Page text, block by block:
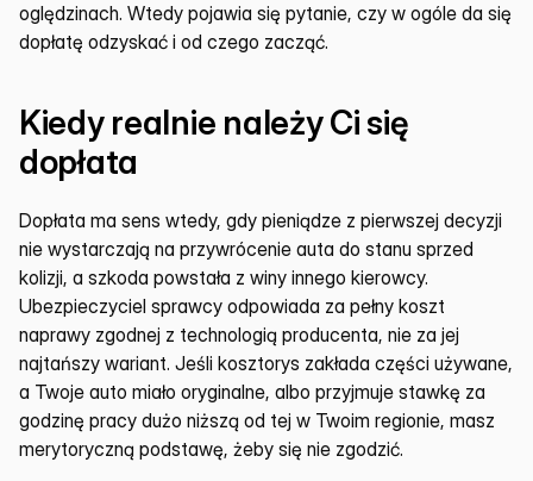
oględzinach. Wtedy pojawia się pytanie, czy w ogóle da się
dopłatę odzyskać i od czego zacząć.
Kiedy realnie należy Ci się
dopłata
Dopłata ma sens wtedy, gdy pieniądze z pierwszej decyzji
nie wystarczają na przywrócenie auta do stanu sprzed
kolizji, a szkoda powstała z winy innego kierowcy.
Ubezpieczyciel sprawcy odpowiada za pełny koszt
naprawy zgodnej z technologią producenta, nie za jej
najtańszy wariant. Jeśli kosztorys zakłada części używane,
a Twoje auto miało oryginalne, albo przyjmuje stawkę za
godzinę pracy dużo niższą od tej w Twoim regionie, masz
merytoryczną podstawę, żeby się nie zgodzić.